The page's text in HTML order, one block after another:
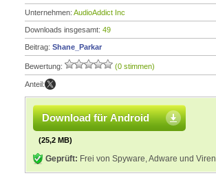
Unternehmen: AudioAddict Inc
Downloads insgesamt: 49
Beitrag: Shane_Parkar
Bewertung: (0 stimmen)
Anteil:
Download für Android
(25,2 MB)
Geprüft: Frei von Spyware, Adware und Viren